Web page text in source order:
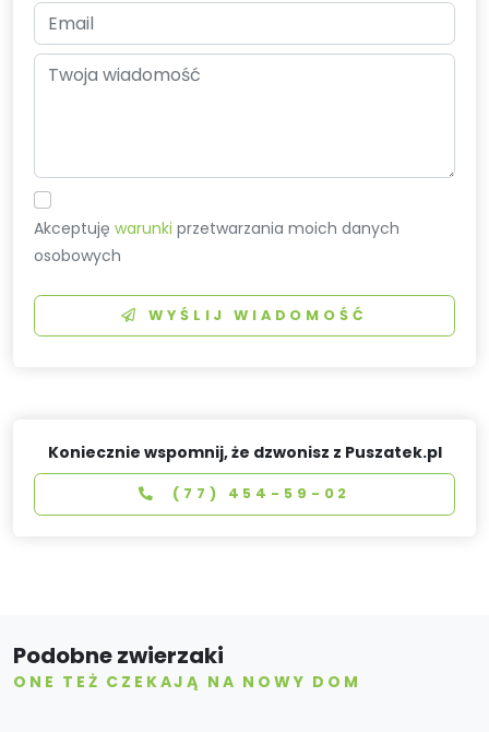
Akceptujęwarunki przetwarzania moich danych
osobowych
WYŚLIJ WIADOMOŚĆ
Koniecznie wspomnij, że dzwonisz z Puszatek.pl
(77) 454-59-02
Podobne zwierzaki
ONE TEŻ CZEKAJĄ NA NOWY DOM